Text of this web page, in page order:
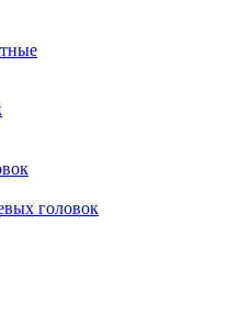
головок